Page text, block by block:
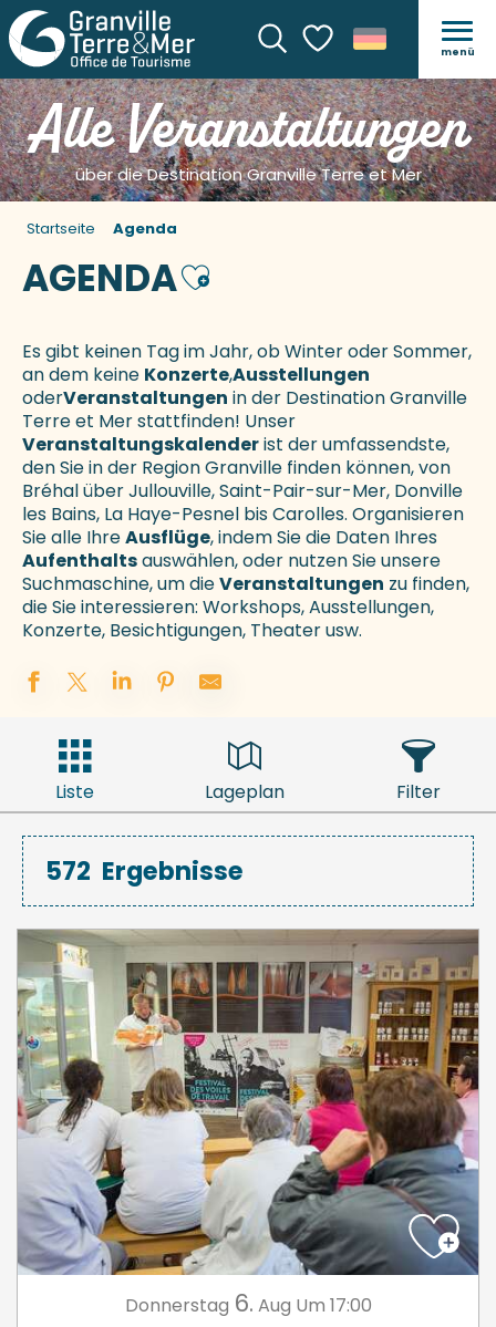
SucheVoir les favoris
menü
Alle Veranstaltungen
über die Destination Granville Terre et Mer
Startseite Agenda
AGENDAAjouter aux favoris
Es gibt keinen Tag im Jahr, ob Winter oder Sommer,
an dem keine Konzerte,Ausstellungen
oderVeranstaltungen in der Destination Granville
Terre et Mer stattfinden! Unser
Veranstaltungskalenderist der umfassendste,
den Sie in der Region Granville finden können, von
Bréhal über Jullouville, Saint-Pair-sur-Mer, Donville
les Bains, La Haye-Pesnel bis Carolles. Organisieren
Sie alle IhreAusflüge, indem Sie die Daten Ihres
Aufenthaltsauswählen, oder nutzen Sie unsere
Suchmaschine, um dieVeranstaltungen zu finden,
die Sie interessieren: Workshops, Ausstellungen,
Konzerte, Besichtigungen, Theater usw.
Liste Lageplan Filter
572 Ergebnisse
Donnerstag 6. Aug Um 17:00